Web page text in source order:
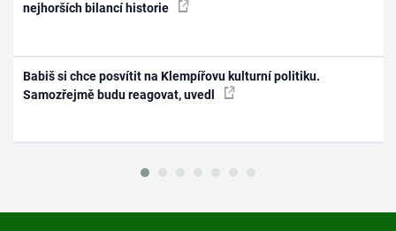
nejhorších bilancí historie
Babiš si chce posvítit na Klempířovu kulturní politiku.
Samozřejmě budu reagovat, uvedl